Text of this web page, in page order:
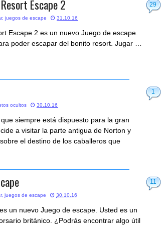
29
Escape 2
, juegos de escape 31.10.16
Escape 2 es un nuevo Juego de escape.
poder escapar del bonito resort. Jugar …
1
ocultos 30.10.16
siempre está dispuesto para la gran
a visitar la parte antigua de Norton y
el destino de los caballeros que
11
, juegos de escape 30.10.16
un nuevo Juego de escape. Usted es un
británico. ¿Podrás encontrar algo útil